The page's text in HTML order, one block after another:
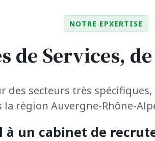
NOTRE EPXERTISE
de Services,
des secteurs très
région Auvergne-Rhône-
à un cabinet de